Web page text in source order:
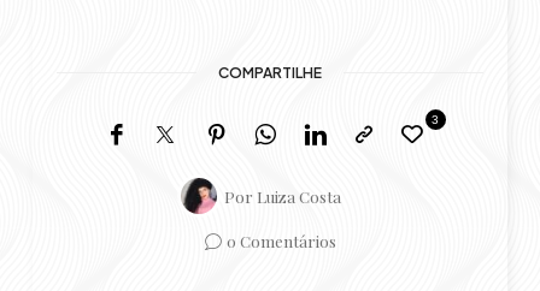
COMPARTILHE
Por Luiza Costa
3
0 Comentários